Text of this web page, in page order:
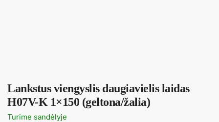
Lankstus viengyslis daugiavielis laidas
H07V-K 1×150 (geltona/žalia)
Turime sandėlyje